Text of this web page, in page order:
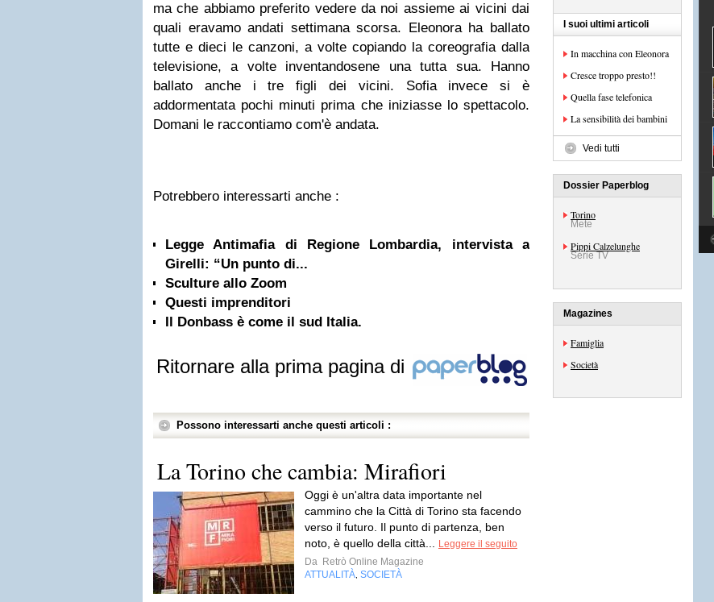
ma che abbiamo preferito vedere da noi assieme ai vicini dai
quali eravamo andati settimana scorsa. Eleonora ha ballato
tutte e dieci le canzoni, a volte copiando la coreografia dalla
televisione, a volte inventandosene una tutta sua. Hanno
ballato anche i tre figli dei vicini. Sofia invece si è
addormentata pochi minuti prima che iniziasse lo spettacolo.
Domani le raccontiamo com'è andata.
Potrebbero interessarti anche :
Legge Antimafia di Regione Lombardia, intervista a
Girelli: “Un punto di...
Sculture allo Zoom
Questi imprenditori
Il Donbass è come il sud Italia.
Ritornare alla prima pagina di
Possono interessarti anche questi articoli :
La Torino che cambia: Mirafiori
Oggi è un'altra data importante nel
cammino che la Città di Torino sta facendo
verso il futuro. Il punto di partenza, ben
noto, è quello della città...
Leggere il seguito
Da Retrò Online Magazine
ATTUALITÀ SOCIETÀ
I suoi ultimi articoli
In macchina con Eleonora
Cresce troppo presto!!
Quella fase telefonica
La sensibilità dei bambini
Vedi tutti
Dossier Paperblog
Torino
Mete
Pippi Calzelunghe
Serie TV
Magazines
Famiglia
Società